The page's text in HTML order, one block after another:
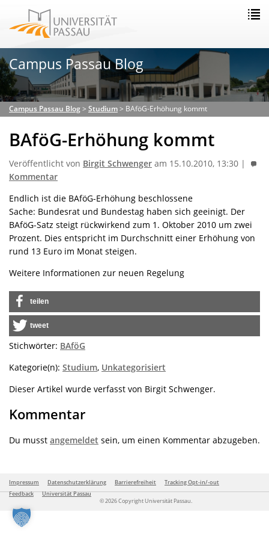
Campus Passau Blog
Campus Passau Blog> Studium> BAföG-Erhöhung kommt
BAföG-Erhöhung kommt
Veröffentlicht von Birgit Schwenger am 15.10.2010, 13:30 |
Kommentar
Endlich ist die BAföG-Erhöhung beschlossene
Sache: Bundesrat und Bundestag haben sich geeinigt. Der
BAföG-Satz steigt rückwirkend zum 1. Oktober 2010 um zwei
Prozent. Dies entspricht im Durchschnitt einer Erhöhung von
rund 13 Euro im Monat steigen.
Weitere Informationen zur neuen Regelung
teilen
tweet
Stichwörter: BAföG
Kategorie(n): Studium, Unkategorisiert
Dieser Artikel wurde verfasst von Birgit Schwenger.
Kommentar
Du musst angemeldet sein, um einen Kommentar abzugeben.
Impressum Datenschutzerklärung Barrierefreiheit
Tracking Opt-in/-out
Feedback
Universität Passau
© 2026 Copyright Universität Passau.